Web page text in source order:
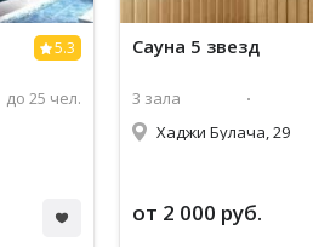
5.3
до 25 чел.
Сауна 5 звезд
3 зала
Хаджи Булача, 29
от 2 000 руб.